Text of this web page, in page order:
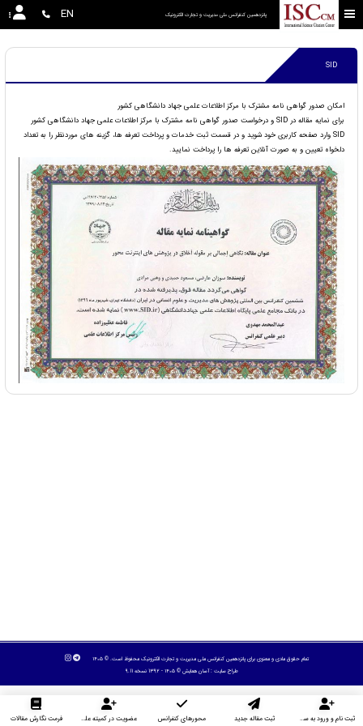
پانزدهمین کنفرانس ملی مدیریت و تجارت الکترونیک EN
SID
امکان صدور گواهی نامه مشترک با مرکز اطلاعات علمی جهاد دانشگاهی کشور
برای نمایه مقاله در SID و درخواست صدور گواهی نامه مشترک با مرکز اطلاعات علمی جهاد دانشگاهی کشور
SID وارد صفحه کاربری خود شوید و در قسمت ثبت خدمات و پرداخت تعرفه ها، گزینه های موردنظر را به تعداد
دلخواه تعیین و به صورت آنلاین تعرفه ها را پرداخت نمایید.
تمام حقوق مادی و معنوی برای پانزدهمین کنفرانس ملی مدیریت و تجارت الکترونیک محفوظ است. © ۱۴۰۵
طراح سایت :آسان همایش © ۱۴۰۵ - 1392 نسخه 9.11
ثبت نام و ورود به سایت ثبت مقاله جدید محورهای کنفرانس عضویت در کمیته علمی داوران فرمت نگارش مقالات